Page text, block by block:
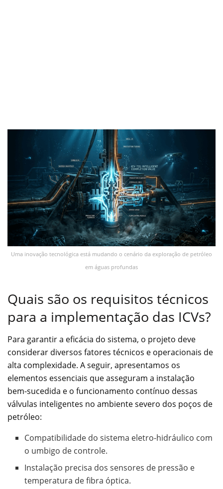
Uma inovação tecnológica está mudando o cenário da exploração de petróleo
em águas profundas
Quais são os requisitos técnicos
para a implementação das ICVs?
Para garantir a eficácia do sistema, o projeto deve
considerar diversos fatores técnicos e operacionais de
alta complexidade. A seguir, apresentamos os
elementos essenciais que asseguram a instalação
bem-sucedida e o funcionamento contínuo dessas
válvulas inteligentes no ambiente severo dos poços de
petróleo:
Compatibilidade do sistema eletro-hidráulico com
o umbigo de controle.
Instalação precisa dos sensores de pressão e
temperatura de fibra óptica.